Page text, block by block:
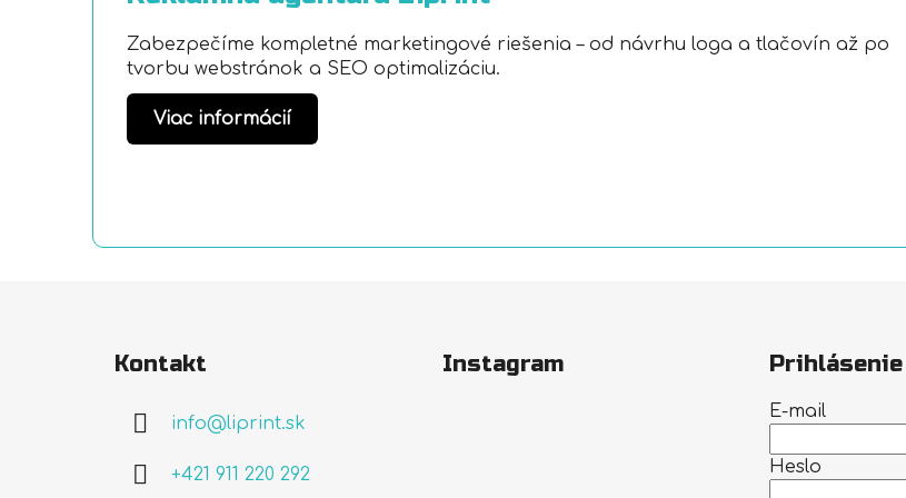
Zabezpečíme kompletné marketingové riešenia – od návrhu loga a tlačovín až po
tvorbu webstránok a SEO optimalizáciu.
Viac informácií
Kontakt
info@liprint.sk
+421 911 220 292
Instagram Prihlásenie
E-mail
Heslo